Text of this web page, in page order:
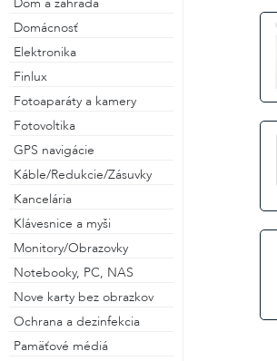
Domácnosť
Elektronika
Finlux
Fotoaparáty a kamery
Fotovoltika
GPS navigácie
Káble/Redukcie/Zásuvky
Kancelária
Klávesnice a myši
Monitory/Obrazovky
Notebooky, PC, NAS
Nove karty bez obrazkov
Ochrana a dezinfekcia
Pamäťové médiá
Prihlásiť cez Facebook
Prihlásiť cez Gmail